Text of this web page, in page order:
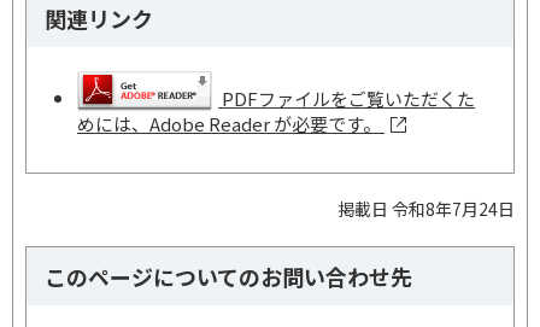
関連リンク
PDFファイルをご覧いただくた
めには、Adobe Reader が必要です。
掲載日 令和8年7月24日
このページについてのお問い合わせ先